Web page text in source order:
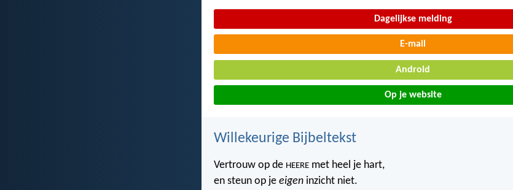
Dagelijkse melding
E-mail
Android
Op je website
Willekeurige Bijbeltekst
Vertrouw op de HEERE met heel je hart,
en steun op je eigen inzicht niet.